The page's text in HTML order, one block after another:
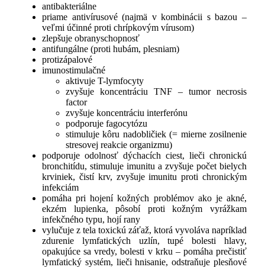
antibakteriálne
priame antivírusové (najmä v kombinácii s bazou –
veľmi účinné proti chrípkovým vírusom)
zlepšuje obranyschopnosť
antifungálne (proti hubám, plesniam)
protizápalové
imunostimulačné
aktivuje T-lymfocyty
zvyšuje koncentráciu TNF – tumor necrosis
factor
zvyšuje koncentráciu interferónu
podporuje fagocytózu
stimuluje kôru nadobličiek(= mierne zosilnenie
stresovej reakcie organizmu)
podporuje odolnosť dýchacích ciest, lieči chronickú
bronchitídu, stimuluje imunitu a zvyšuje počet bielych
krviniek, čistí krv, zvyšuje imunitu proti chronickým
infekciám
pomáha pri hojení kožných problémov ako je akné,
ekzém lupienka, pôsobí proti kožným vyrážkam
infekčného typu, hojí rany
vylučuje z tela toxickú záťaž, ktorá vyvoláva napríklad
zdurenie lymfatických uzlín, tupé bolesti hlavy,
opakujúce sa vredy, bolesti v krku – pomáha prečistiť
lymfatický systém, lieči hnisanie, odstraňuje plesňové